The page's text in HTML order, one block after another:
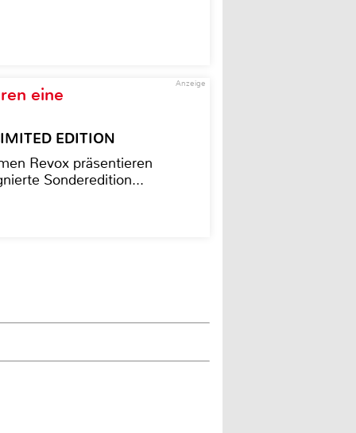
Anzeige
eine
EDITION
Revox präsentieren
Sonderedition...